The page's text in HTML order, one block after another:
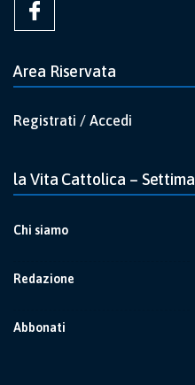
Area Riservata
Registrati / Accedi
la Vita Cattolica –
Chi siamo
Redazione
Abbonati